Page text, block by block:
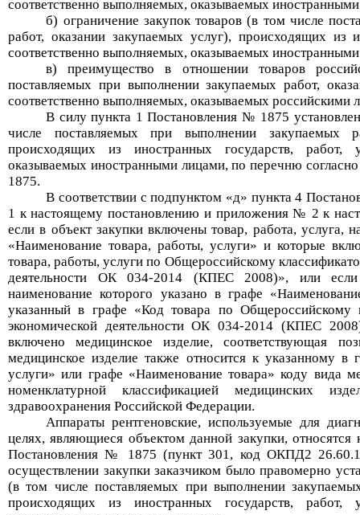
соответственно выполняемых, оказываемых
б) ограничение закупок товаров (в том числе
работ, оказании закупаемых услуг), происходящих из
соответственно выполняемых, оказываемых
в) преимущество в отношении товаров
поставляемых при выполнении закупаемых работ,
соответственно выполняемых, оказываемых российскими
В силу пункта 1Постановления № 1875
числе поставляемых при выполнении закупаемых
происходящих из иностранных государств, работ,
оказываемых иностранными лицами, по перечню
1875.
В соответствии с подпунктом «д» пункта4
1 к настоящему постановлению и приложения№ 2 к
если в объект закупки включены товар, работа, услуга,
«Наименование товара, работы, услуги» и которые
товара, работы, услуги по Общероссийскому
деятельности ОК 034-2014 (КПЕС 2008)», или если
наименование которого указано в графе «
указанный в графе «Код товара по Общероссийскому
экономической деятельности ОК 034-2014 (КПЕС
включено медицинское изделие, соответствующая
медицинское изделие также относится к указанному в
услуги» или графе «Наименование товара» коду вида
номенклатурной классификацией медицинских
здравоохранения Российской Федерации.
Аппараты рентгеновские, используемые для
целях, являющиеся объектом данной закупки,относятся
Постановления № 1875 (пункт 301, код ОКПД2
осуществлении закупкизаказчиком было правомерно
(в том числе поставляемых при выполнении
происходящих из иностранных государств, работ,